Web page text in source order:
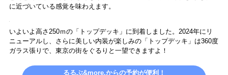
あっという間に「メインデッキ」に到着です。各国の言葉でタワーが